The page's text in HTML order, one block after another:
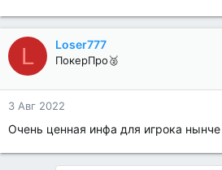
L Loser777
ПокерПро🥈
3 Авг 2022
Очень ценная инфа для игрока нынче